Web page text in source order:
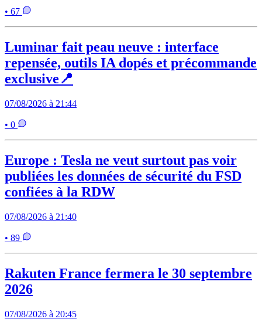
• 67
Luminar fait peau neuve : interface
repensée, outils IA dopés et précommande
exclusive📍
07/08/2026 à 21:44
• 0
Europe : Tesla ne veut surtout pas voir
publiées les données de sécurité du FSD
confiées à la RDW
07/08/2026 à 21:40
• 89
Rakuten France fermera le 30 septembre
2026
07/08/2026 à 20:45